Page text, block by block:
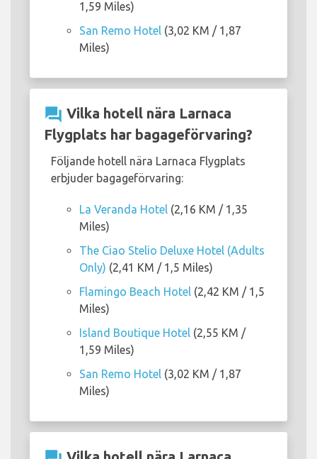
1,59 Miles)
San Remo Hotel (3,02 KM / 1,87
Miles)
question_answer Vilka hotell nära Larnaca
Flygplats har bagageförvaring?
Följande hotell nära Larnaca Flygplats
erbjuder bagageförvaring:
La Veranda Hotel (2,16 KM / 1,35
Miles)
The Ciao Stelio Deluxe Hotel (Adults
Only) (2,41 KM / 1,5 Miles)
Flamingo Beach Hotel (2,42 KM / 1,5
Miles)
Island Boutique Hotel (2,55 KM /
1,59 Miles)
San Remo Hotel (3,02 KM / 1,87
Miles)